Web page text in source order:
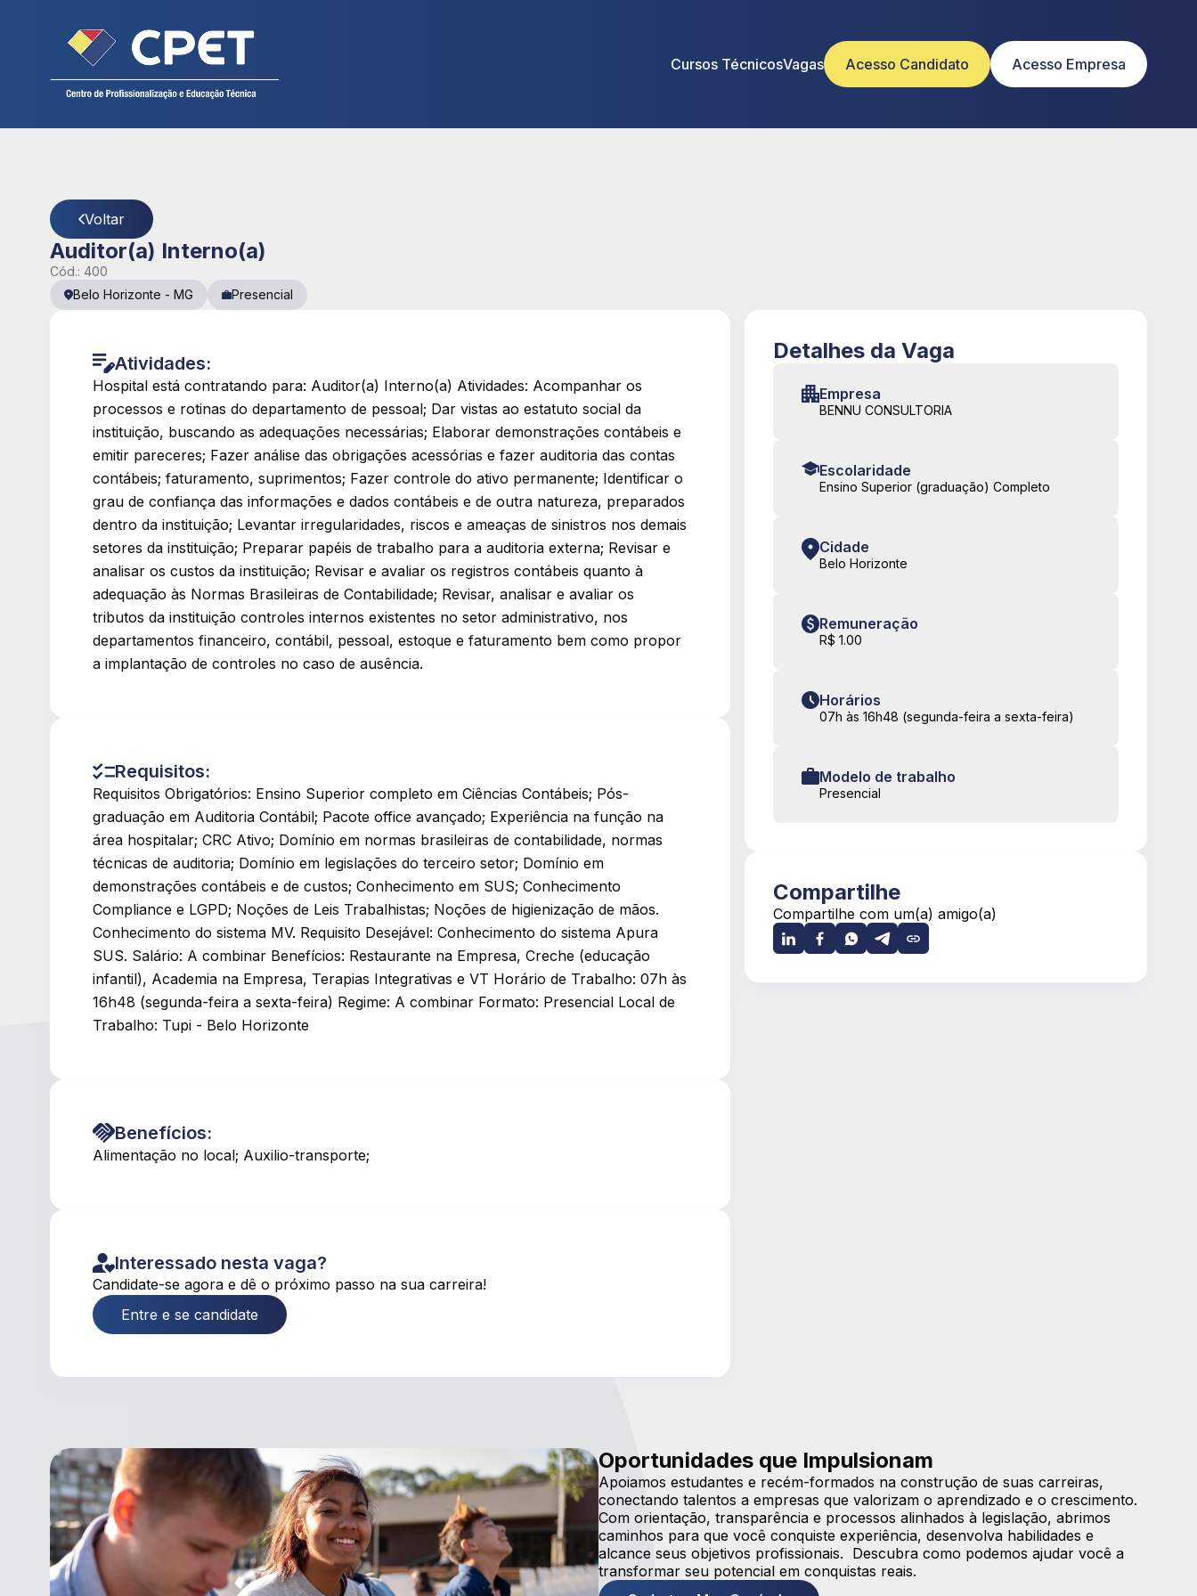
Cursos TécnicosVagas Acesso Candidato Acesso Empresa
Cadastre seu currículo
Voltar
Auditor(a) Interno(a)
Cód.: 400
Belo Horizonte - MG Presencial
Atividades:
Hospital está contratando para: Auditor(a) Interno(a) Atividades: Acompanhar os
processos e rotinas do departamento de pessoal; Dar vistas ao estatuto social da
instituição, buscando as adequações necessárias; Elaborar demonstrações contábeis e
emitir pareceres; Fazer análise das obrigações acessórias e fazer auditoria das contas
contábeis; faturamento, suprimentos; Fazer controle do ativo permanente; Identificar o
grau de confiança das informações e dados contábeis e de outra natureza, preparados
dentro da instituição; Levantar irregularidades, riscos e ameaças de sinistros nos demais
setores da instituição; Preparar papéis de trabalho para a auditoria externa; Revisar e
analisar os custos da instituição; Revisar e avaliar os registros contábeis quanto à
adequação às Normas Brasileiras de Contabilidade; Revisar, analisar e avaliar os
tributos da instituição controles internos existentes no setor administrativo, nos
departamentos financeiro, contábil, pessoal, estoque e faturamento bem como propor
a implantação de controles no caso de ausência.
Requisitos:
Requisitos Obrigatórios: Ensino Superior completo em Ciências Contábeis; Pós-
graduação em Auditoria Contábil; Pacote office avançado; Experiência na função na
área hospitalar; CRC Ativo; Domínio em normas brasileiras de contabilidade, normas
técnicas de auditoria; Domínio em legislações do terceiro setor; Domínio em
demonstrações contábeis e de custos; Conhecimento em SUS; Conhecimento
Compliance e LGPD; Noções de Leis Trabalhistas; Noções de higienização de mãos.
Conhecimento do sistema MV. Requisito Desejável: Conhecimento do sistema Apura
SUS. Salário: A combinar Benefícios: Restaurante na Empresa, Creche (educação
infantil), Academia na Empresa, Terapias Integrativas e VT Horário de Trabalho: 07h às
16h48 (segunda-feira a sexta-feira) Regime: A combinar Formato: Presencial Local de
Trabalho: Tupi - Belo Horizonte
Benefícios:
Alimentação no local; Auxilio-transporte;
Interessado nesta vaga?
Candidate-se agora e dê o próximo passo na sua carreira!
Entre e se candidate
Detalhes da Vaga
Empresa
BENNU CONSULTORIA
Escolaridade
Ensino Superior (graduação) Completo
Cidade
Belo Horizonte
Remuneração
R$ 1.00
Horários
07h às 16h48 (segunda-feira a sexta-feira)
Modelo de trabalho
Presencial
Compartilhe
Compartilhe com um(a) amigo(a)
Oportunidades que Impulsionam
Apoiamos estudantes e recém-formados na construção de suas carreiras,
conectando talentos a empresas que valorizam o aprendizado e o crescimento.
Com orientação, transparência e processos alinhados à legislação, abrimos
caminhos para que você conquiste experiência, desenvolva habilidades e
alcance seus objetivos profissionais. Descubra como podemos ajudar você a
transformar seu potencial em conquistas reais.